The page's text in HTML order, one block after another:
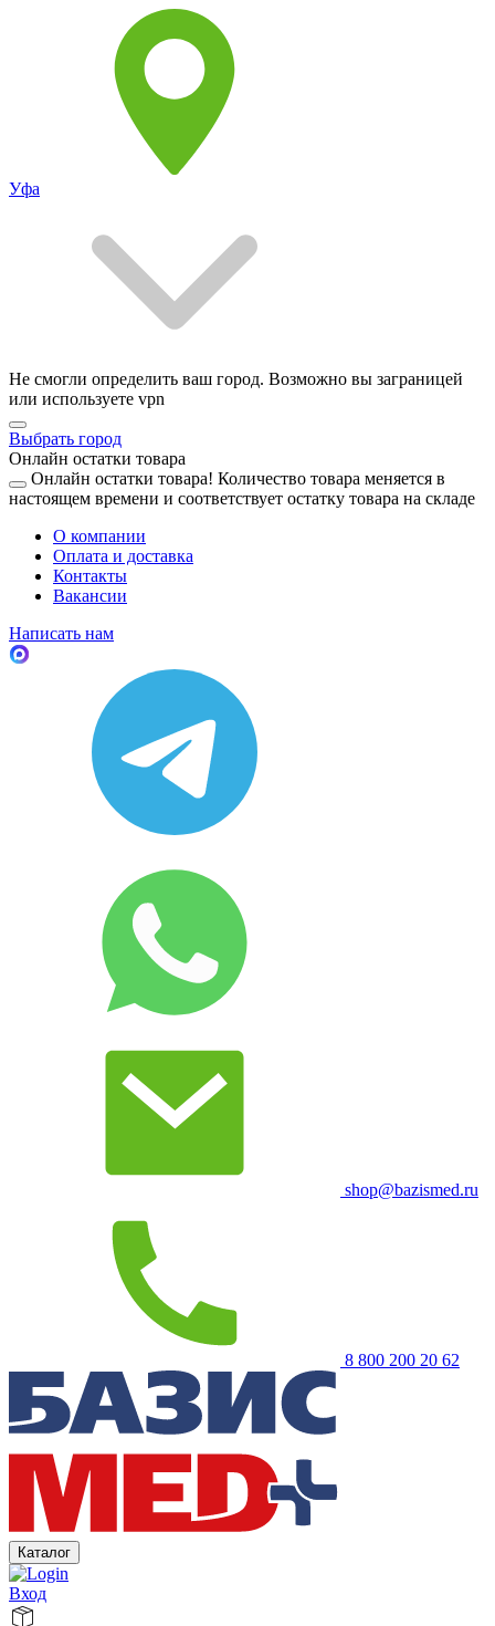
Уфа
Не смогли определить ваш город. Возможно вы заграницей
или используете vpn
Выбрать город
Онлайн остатки товара
Онлайн остатки товара! Количество товара меняется в
настоящем времени и соответствует остатку товара на складе
О компании
Оплата и доставка
Контакты
Вакансии
Написать нам
shop@bazismed.ru
8 800 200 20 62
Каталог
Вход